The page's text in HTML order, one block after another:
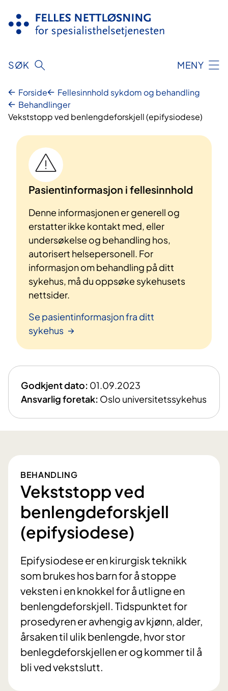
innhold
SØK MENY
Forside
Fellesinnhold sykdom og behandling
Behandlinger
Vekststopp ved benlengdeforskjell (epifysiodese)
Pasientinformasjon i fellesinnhold
Denne informasjonen er generell og
erstatter ikke kontakt med, eller
undersøkelse og behandling hos,
autorisert helsepersonell. For
informasjon om behandling på ditt
sykehus, må du oppsøke sykehusets
nettsider.
Se pasientinformasjon fra ditt
sykehus
Godkjent dato: 01.09.2023
Ansvarlig foretak: Oslo universitetssykehus
BEHANDLING
Vekststopp ved
benlengdeforskjell
(epifysiodese)
Epifysiodese er en kirurgisk teknikk
som brukes hos barn for å stoppe
veksten i en knokkel for å utligne en
benlengdeforskjell. Tidspunktet for
prosedyren er avhengig av kjønn, alder,
årsaken til ulik benlengde, hvor stor
benlegdeforskjellen er og kommer til å
bli ved vekstslutt.